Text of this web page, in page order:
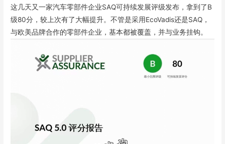
这几天又一家汽车零部件企业SAQ可持续发展评级发布，拿到了B
级80分，较上次有了大幅提升。不管是采用EcoVadis还是SAQ，
与欧美品牌合作的零部件企业，基本都被覆盖，并与业务挂钩。